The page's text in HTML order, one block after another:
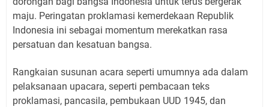
maju. Peringatan proklamasi kemerdekaan Republik
Indonesia ini sebagai momentum merekatkan rasa
persatuan dan kesatuan bangsa.
Rangkaian susunan acara seperti umumnya ada dalam
pelaksanaan upacara, seperti pembacaan teks
proklamasi, pancasila, pembukaan UUD 1945, dan